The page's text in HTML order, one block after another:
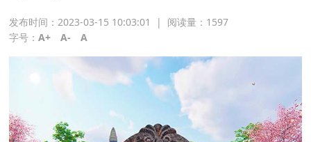
发布时间：2023-03-15 10:03:01 | 阅读量： 1597
字号：A+ A- A